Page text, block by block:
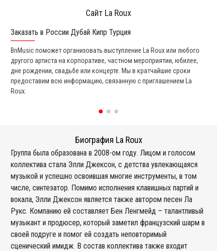
Сайт La Roux
Заказать в России Дубай Кипр Турция
BnMusic поможет организовать выступление La Roux или любого
другого артиста на корпоративе, частном мероприятии, юбилее,
дне рождении, свадьбе или концерте. Мы в кратчайшие сроки
предоставим всю информацию, связанную с приглашением La
Roux.
Биография La Roux
Группа была образована в 2008-ом году. Лицом и голосом
коллектива стала Элли Джексон, с детства увлекающаяся
музыкой и успешно освоившая многие инструменты, в том
числе, синтезатор. Помимо исполнения клавишных партий и
вокала, Элли Джексон является также автором песен Ла
Рукс. Компанию ей составляет Бен Ленгмейд – талантливый
музыкант и продюсер, который заметил французский шарм в
своей подруге и помог ей создать неповторимый
сценический имидж. В состав коллектива также входит